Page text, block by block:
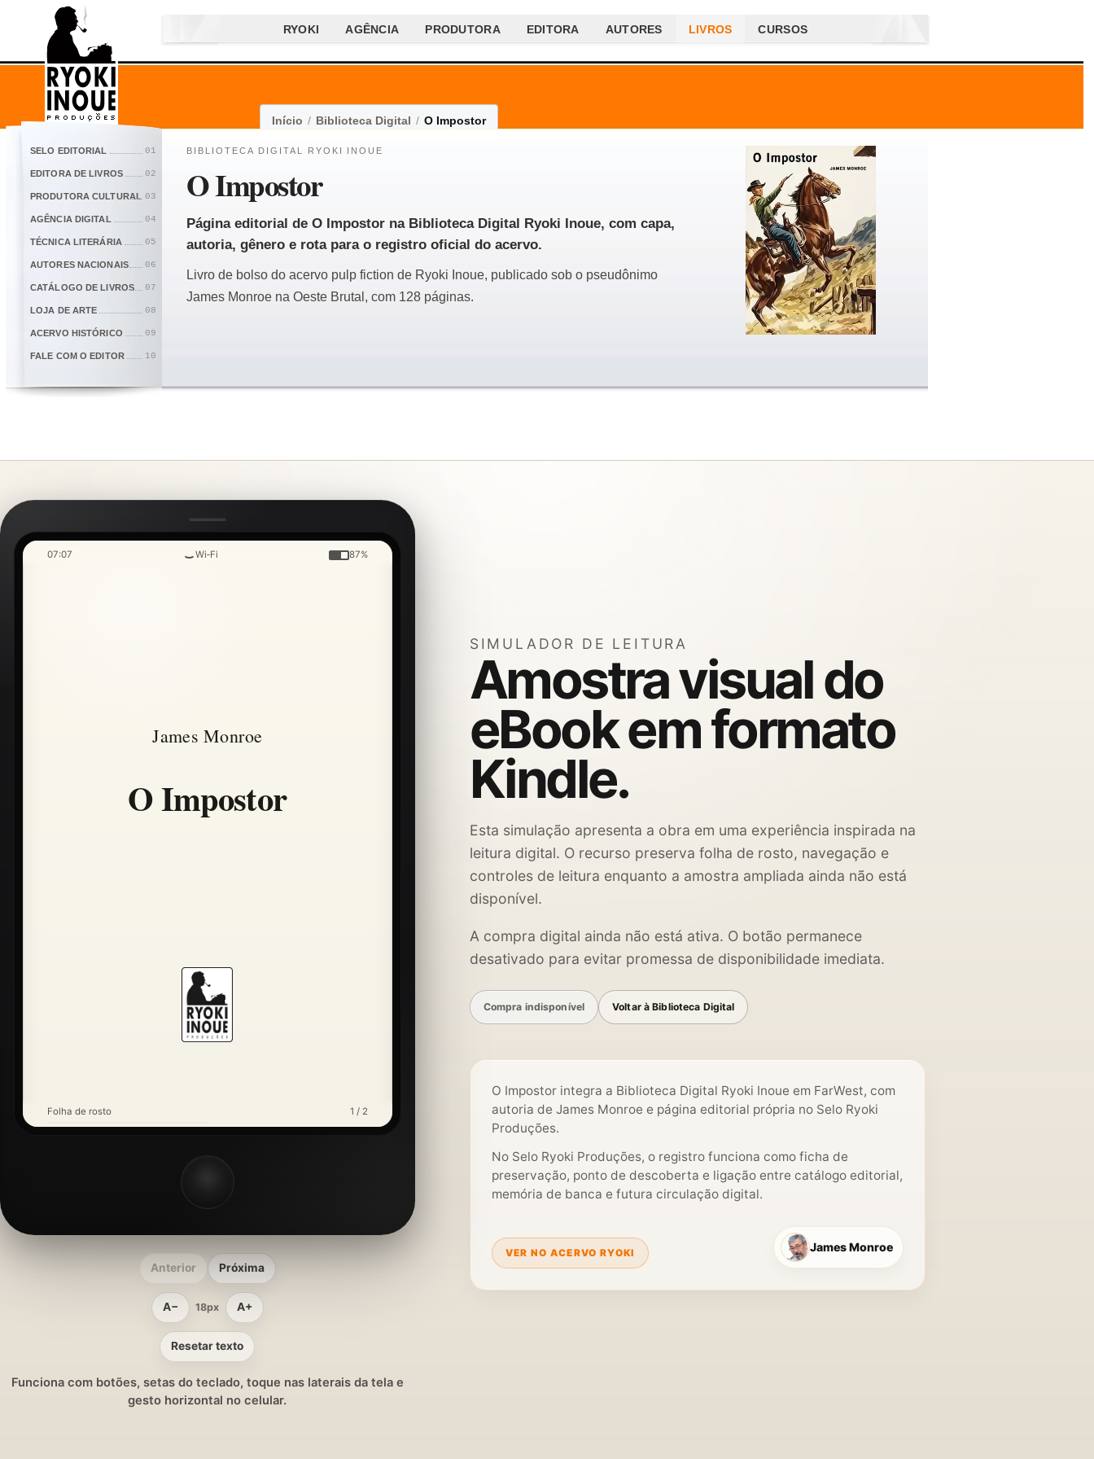
RYOKI AGÊNCIA PRODUTORA EDITORA AUTORES LIVROS CURSOS
SELO EDITORIAL 01
EDITORA DE LIVROS 02
PRODUTORA CULTURAL 03
AGÊNCIA DIGITAL 04
TÉCNICA LITERÁRIA 05
AUTORES NACIONAIS 06
CATÁLOGO DE LIVROS 07
LOJA DE ARTE 08
ACERVO HISTÓRICO 09
FALE COM O EDITOR 10
Início / Biblioteca Digital / O Impostor
BIBLIOTECA DIGITAL RYOKI INOUE
O Impostor
Página editorial de O Impostor na Biblioteca Digital Ryoki Inoue, com capa,
autoria, gênero e rota para o registro oficial do acervo.
Livro de bolso do acervo pulp fiction de Ryoki Inoue, publicado sob o pseudônimo
James Monroe na Oeste Brutal, com 128 páginas.
07:07 Wi‑Fi 87%
James Monroe
O Impostor
Folha de rosto 1 / 2
Anterior Próxima
A− 18px A+
Resetar texto
Funciona com botões, setas do teclado, toque nas laterais da tela e
gesto horizontal no celular.
SIMULADOR DE LEITURA
Amostra visual do
eBook em formato
Kindle.
Esta simulação apresenta a obra em uma experiência inspirada na
leitura digital. O recurso preserva folha de rosto, navegação e
controles de leitura enquanto a amostra ampliada ainda não está
disponível.
A compra digital ainda não está ativa. O botão permanece
desativado para evitar promessa de disponibilidade imediata.
Compra indisponível Voltar à Biblioteca Digital
O Impostor integra a Biblioteca Digital Ryoki Inoue em FarWest, com
autoria de James Monroe e página editorial própria no Selo Ryoki
Produções.
No Selo Ryoki Produções, o registro funciona como ficha de
preservação, ponto de descoberta e ligação entre catálogo editorial,
memória de banca e futura circulação digital.
VER NO ACERVO RYOKI James Monroe